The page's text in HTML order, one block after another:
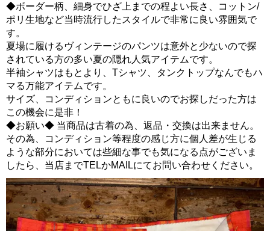
◆ボーダー柄、細身でひざ上までの程よい長さ、コットン/
ポリ生地など当時流行したスタイルで非常に良い雰囲気で
す。
夏場に履けるヴィンテージのパンツは意外と少ないので探
されている方の多い夏の隠れ人気アイテムです。
半袖シャツはもとより、Tシャツ、タンクトップなんでもハ
マる万能アイテムです。
サイズ、コンディションともに良いのでお探しだった方は
この機会に是非！
◆お願い◆ 当商品は古着の為、返品・交換は出来ません。
その為、コンディション等程度の感じ方に個人差が生じる
ような部分においては些細な事でも気になる点がございま
したら、当店までTELかMAILにてお問い合わせください。